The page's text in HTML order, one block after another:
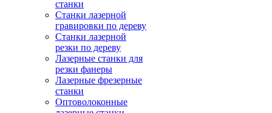
станки
Станки лазерной
гравировки по дереву
Станки лазерной
резки по дереву
Лазерные станки для
резки фанеры
Лазерные фрезерные
станки
Оптоволоконные